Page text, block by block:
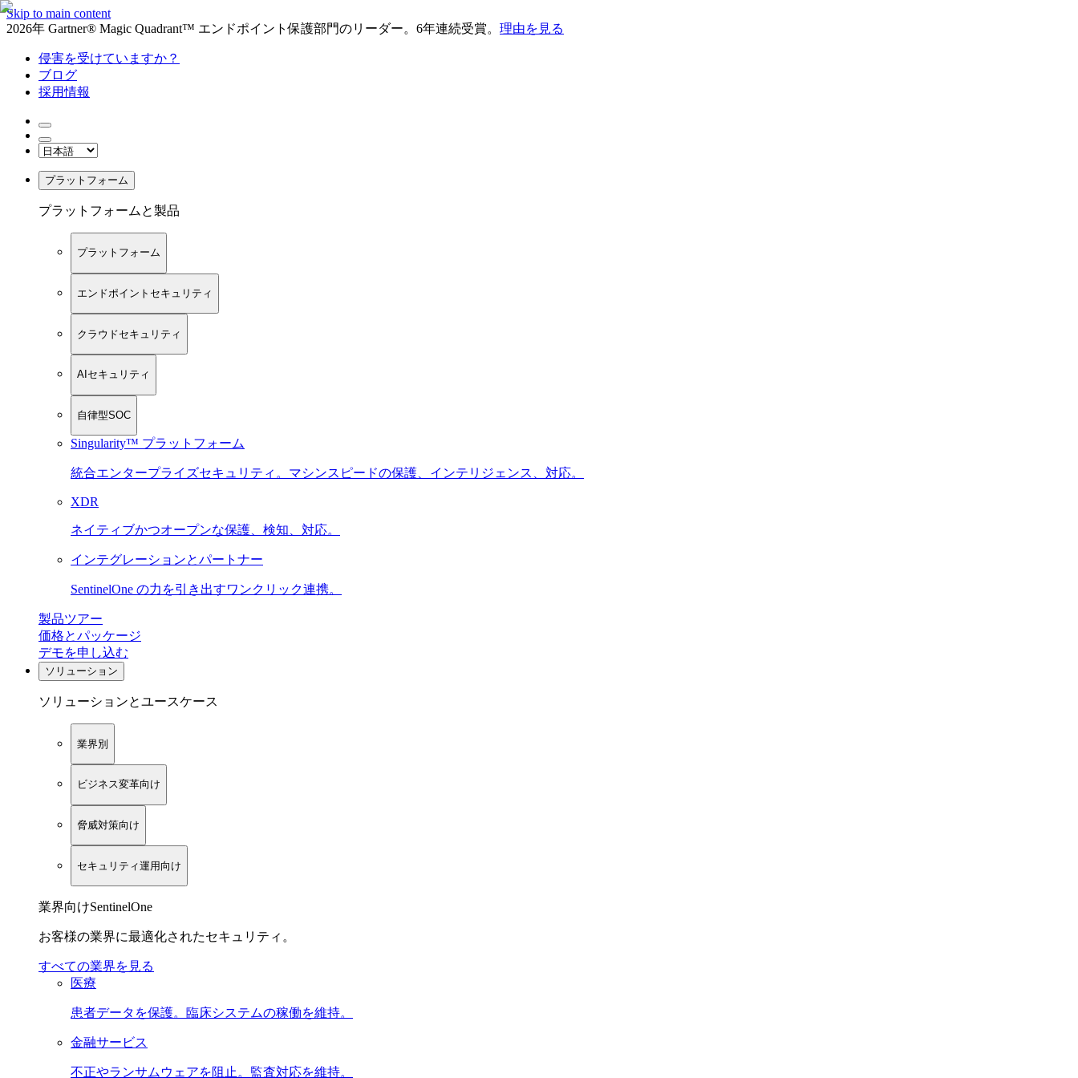
Skip to main content
2026年 Gartner® Magic Quadrant™ エンドポイント保護部門のリーダー。6年連続受賞。 理由を見る
侵害を受けていますか？
ブログ
採用情報
プラットフォーム
プラットフォームと製品
プラットフォーム
エンドポイントセキュリティ
クラウドセキュリティ
AIセキュリティ
自律型SOC
Singularity™ プラットフォーム
統合エンタープライズセキュリティ。マシンスピードの保護、インテリジェンス、対応。
XDR
ネイティブかつオープンな保護、検知、対応。
インテグレーションとパートナー
SentinelOne の力を引き出すワンクリック連携。
製品ツアー
価格とパッケージ
デモを申し込む
ソリューション
ソリューションとユースケース
業界別
ビジネス変革向け
脅威対策向け
セキュリティ運用向け
業界向けSentinelOne
お客様の業界に最適化されたセキュリティ。
すべての業界を見る
医療
患者データを保護。臨床システムの稼働を維持。
金融サービス
不正やランサムウェアを阻止。監査対応を維持。